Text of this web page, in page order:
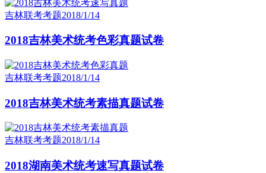
吉林联考考题2018/1/14
2018吉林美术统考色彩真题试卷
吉林联考考题2018/1/14
2018吉林美术统考素描真题试卷
吉林联考考题2018/1/14
2018湖南美术统考速写真题试卷